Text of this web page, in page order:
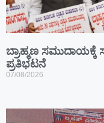
ಬ್ರಾಹ್ಮಣ ಸಮುದಾಯಕ್ಕೆ
ಪ್ರತಿಭಟನೆ
07/08/2026